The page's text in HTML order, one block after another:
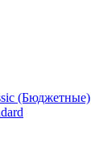
(Бюджетные)